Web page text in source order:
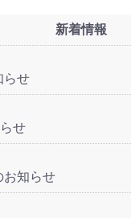
新着情報
らせ
せ
お知らせ